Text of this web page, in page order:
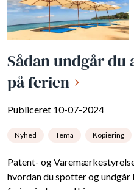
Sådan undgår
på ferien
Publiceret 10-07-2024
Nyhed Tema Kopiering
Patent- og
hvordan du spotter og